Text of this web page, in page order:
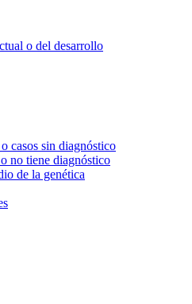
o del desarrollo
casos sin diagnóstico
no tiene diagnóstico
de la genética